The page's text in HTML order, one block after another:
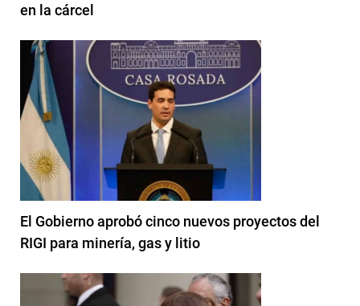
en la cárcel
El Gobierno aprobó cinco nuevos proyectos del
RIGI para minería, gas y litio